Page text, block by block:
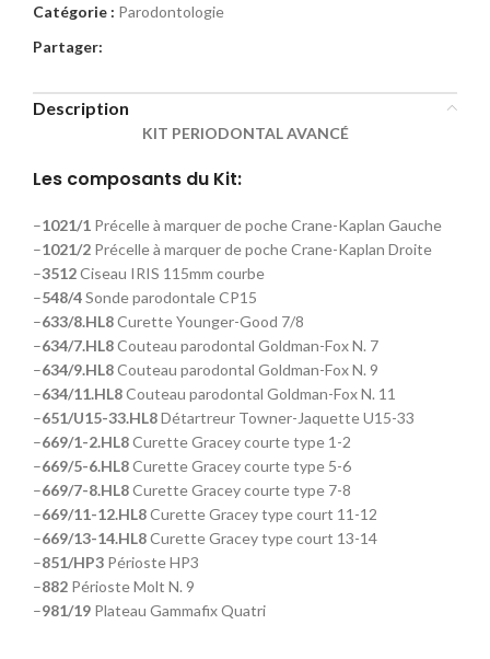
Catégorie : Parodontologie
Partager:
Description
KIT PERIODONTAL AVANCÉ
Les composants du Kit:
–1021/1 Précelle à marquer de poche Crane-Kaplan Gauche
–1021/2 Précelle à marquer de poche Crane-Kaplan Droite
–3512Ciseau IRIS 115mm courbe
–548/4Sonde parodontale CP15
–633/8.HL8Curette Younger-Good 7/8
–634/7.HL8Couteau parodontal Goldman-Fox N. 7
–634/9.HL8Couteau parodontal Goldman-Fox N. 9
–634/11.HL8Couteau parodontal Goldman-Fox N. 11
–651/U15-33.HL8Détartreur Towner-Jaquette U15-33
–669/1-2.HL8Curette Gracey courte type 1-2
–669/5-6.HL8Curette Gracey courte type 5-6
–669/7-8.HL8Curette Gracey courte type 7-8
–669/11-12.HL8Curette Gracey type court 11-12
–669/13-14.HL8Curette Gracey type court 13-14
–851/HP3 Périoste HP3
–882 Périoste Molt N. 9
–981/19 Plateau Gammafix Quatri